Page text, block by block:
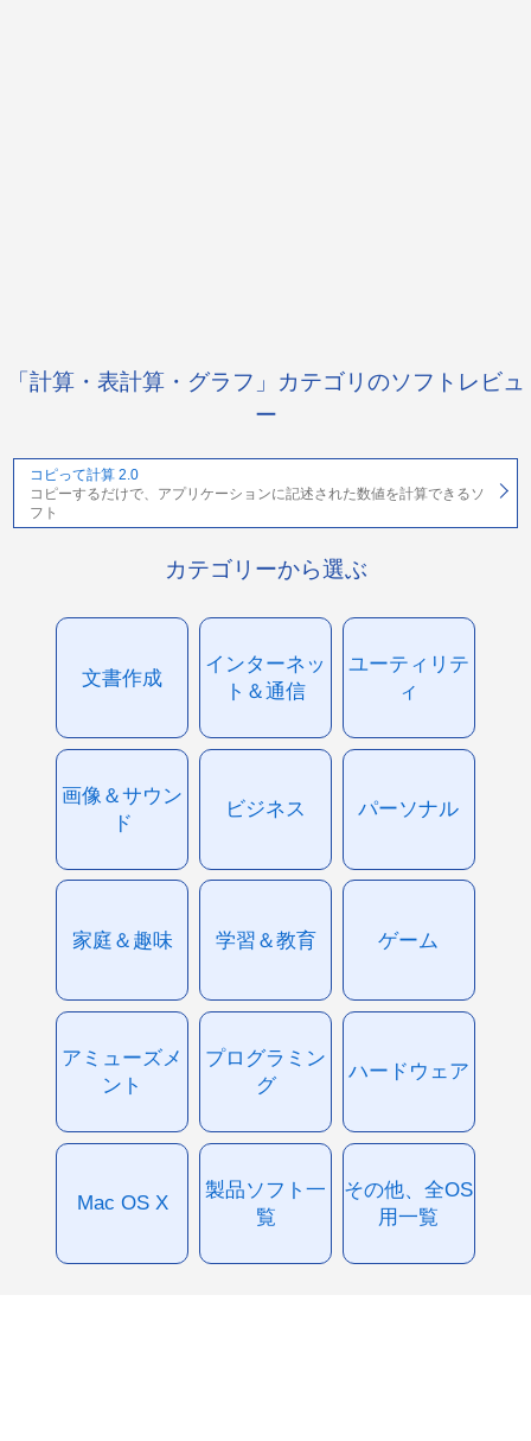
「計算・表計算・グラフ」カテゴリのソフトレビュ
ー
コピって計算 2.0
コピーするだけで、アプリケーションに記述された数値を計算できるソ
フト
カテゴリーから選ぶ
文書作成
インターネッ
ト＆通信
ユーティリテ
ィ
画像＆サウン
ド
ビジネス パーソナル
家庭＆趣味 学習＆教育 ゲーム
アミューズメ
ント
プログラミン
グ
ハードウェア
Mac OS X
製品ソフト一
覧
その他、全OS
用一覧